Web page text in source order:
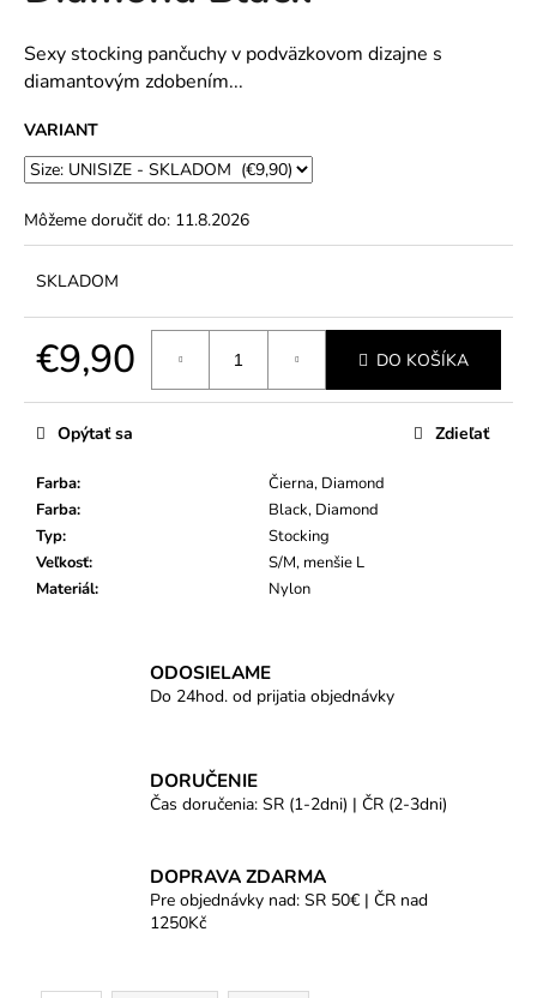
hviezdičiek.
Sexy stocking pančuchy v podväzkovom dizajne s
diamantovým zdobením...
VARIANT
Môžeme doručiť do: 11.8.2026
SKLADOM
€9,90 DO KOŠÍKA
Farba:
Čierna, Diamond
Farba:
Black, Diamond
Typ:
Stocking
Veľkosť:
S/M, menšie L
Materiál: Nylon
Opýtať sa Zdieľať
ODOSIELAME
Do 24hod. od prijatia objednávky
DORUČENIE
Čas doručenia: SR (1-2dni) | ČR (2-3dni)
DOPRAVA ZDARMA
Pre objednávky nad: SR 50€ | ČR nad
1250Kč
m
e